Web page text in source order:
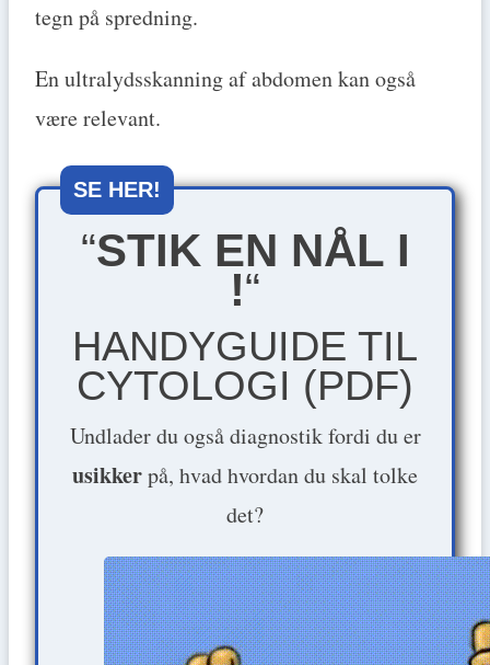
tegn på spredning.
En ultralydsskanning af abdomen kan også
være relevant.
SE HER!
“STIK EN NÅL I
!“
HANDYGUIDE TIL
CYTOLOGI (PDF)
Undlader du også diagnostik fordi du er
usikkerpå, hvad hvordan du skal tolke
det?